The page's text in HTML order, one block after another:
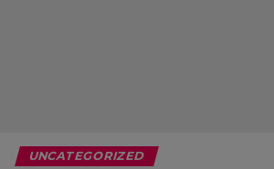
UNCATEGORIZED